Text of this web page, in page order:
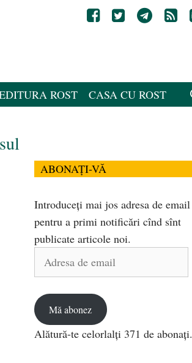
ROST CASA CU ROST
ABONAȚI-VĂ
Introduceți mai jos adresa de email
pentru a primi notificări cînd sînt
publicate articole noi.
Adresa
Mă abonez
Alătură-te celorlalți 371 de abonați.